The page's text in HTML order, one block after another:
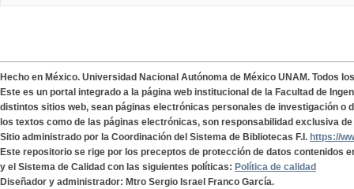
Hecho en México. Universidad Nacional Autónoma de México UNAM. Todos
Este es un portal integrado a la página web institucional de la Facultad de
distintos sitios web, sean páginas electrónicas personales de investigación o
los textos como de las páginas electrónicas, son responsabilidad exclusiva
Sitio administrado por la Coordinación del Sistema de Bibliotecas F.I. https://
Este repositorio se rige por los preceptos de protección de datos contenidos
y el Sistema de Calidad con las siguientes políticas: Política de calidad
Diseñador y administrador: Mtro Sergio Israel Franco García.